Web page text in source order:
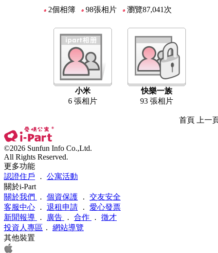
2個相簿 98張相片 瀏覽87,041次
小米
6 張相片
快樂一族
93 張相片
首頁 上一
©2026 Sunfun Info Co.,Ltd.
All Rights Reserved.
更多功能
認證住戶 ． 公寓活動
關於i-Part
關於我們
． 個資保護 ． 交友安全
客服中心 ． 退租申請 ． 愛心發票
新聞報導
． 廣告 ． 合作 ． 徵才
投資人專區 ． 網站導覽
其他裝置